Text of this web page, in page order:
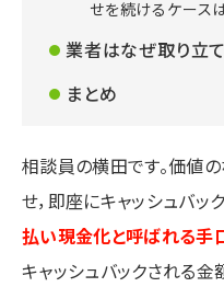
せを続けるケース
業者はなぜ取り立
まとめ
相談員の横田です。価値
せ，即座にキャッシュバ
払い現金化と呼ばれる手
キャッシュバックされる